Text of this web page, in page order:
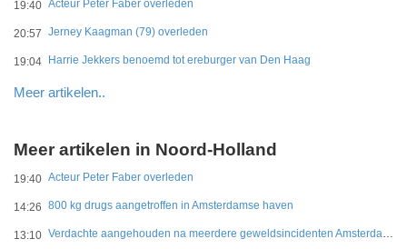
19:40 Acteur Peter Faber overleden
20:57 Jerney Kaagman (79) overleden
19:04 Harrie Jekkers benoemd tot ereburger van Den Haag
Meer artikelen..
Meer artikelen in Noord-Holland
19:40 Acteur Peter Faber overleden
14:26 800 kg drugs aangetroffen in Amsterdamse haven
13:10 Verdachte aangehouden na meerdere geweldsincidenten Amsterdam-West